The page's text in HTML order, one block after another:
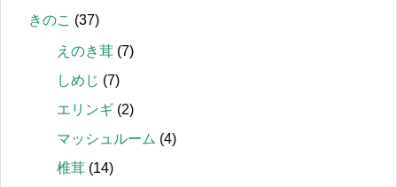
きのこ (37)
えのき茸 (7)
しめじ (7)
エリンギ (2)
マッシュルーム (4)
椎茸 (14)